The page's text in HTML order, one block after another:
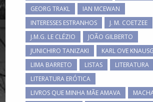
GEORG TRAKL
IAN MCEWAN
INTERESSES ESTRANHOS
J. M. COETZEE
J.M.G. LE CLÉZIO
JOÃO GILBERTO
JUNICHIRO TANIZAKI
KARL OVE
LIMA BARRETO
LISTAS
LITERATURA
LITERATURA ERÓTICA
LIVROS QUE MINHA MÃE AMAVA